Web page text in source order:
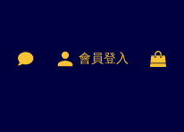
會員登入